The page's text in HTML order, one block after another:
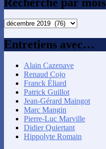
Recherche
mois
Entretiens avec…
Alain Cazenave
Renaud Cojo
Franck Éliard
Patrick Guillot
Jean-Gérard Maingot
Marc Mangin
Pierre-Luc Marville
Didier Quiertant
Hippolyte Romain